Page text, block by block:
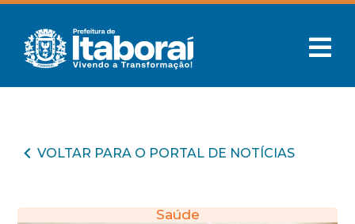
VOLTAR PARA O PORTAL DE NOTÍCIAS
Saúde